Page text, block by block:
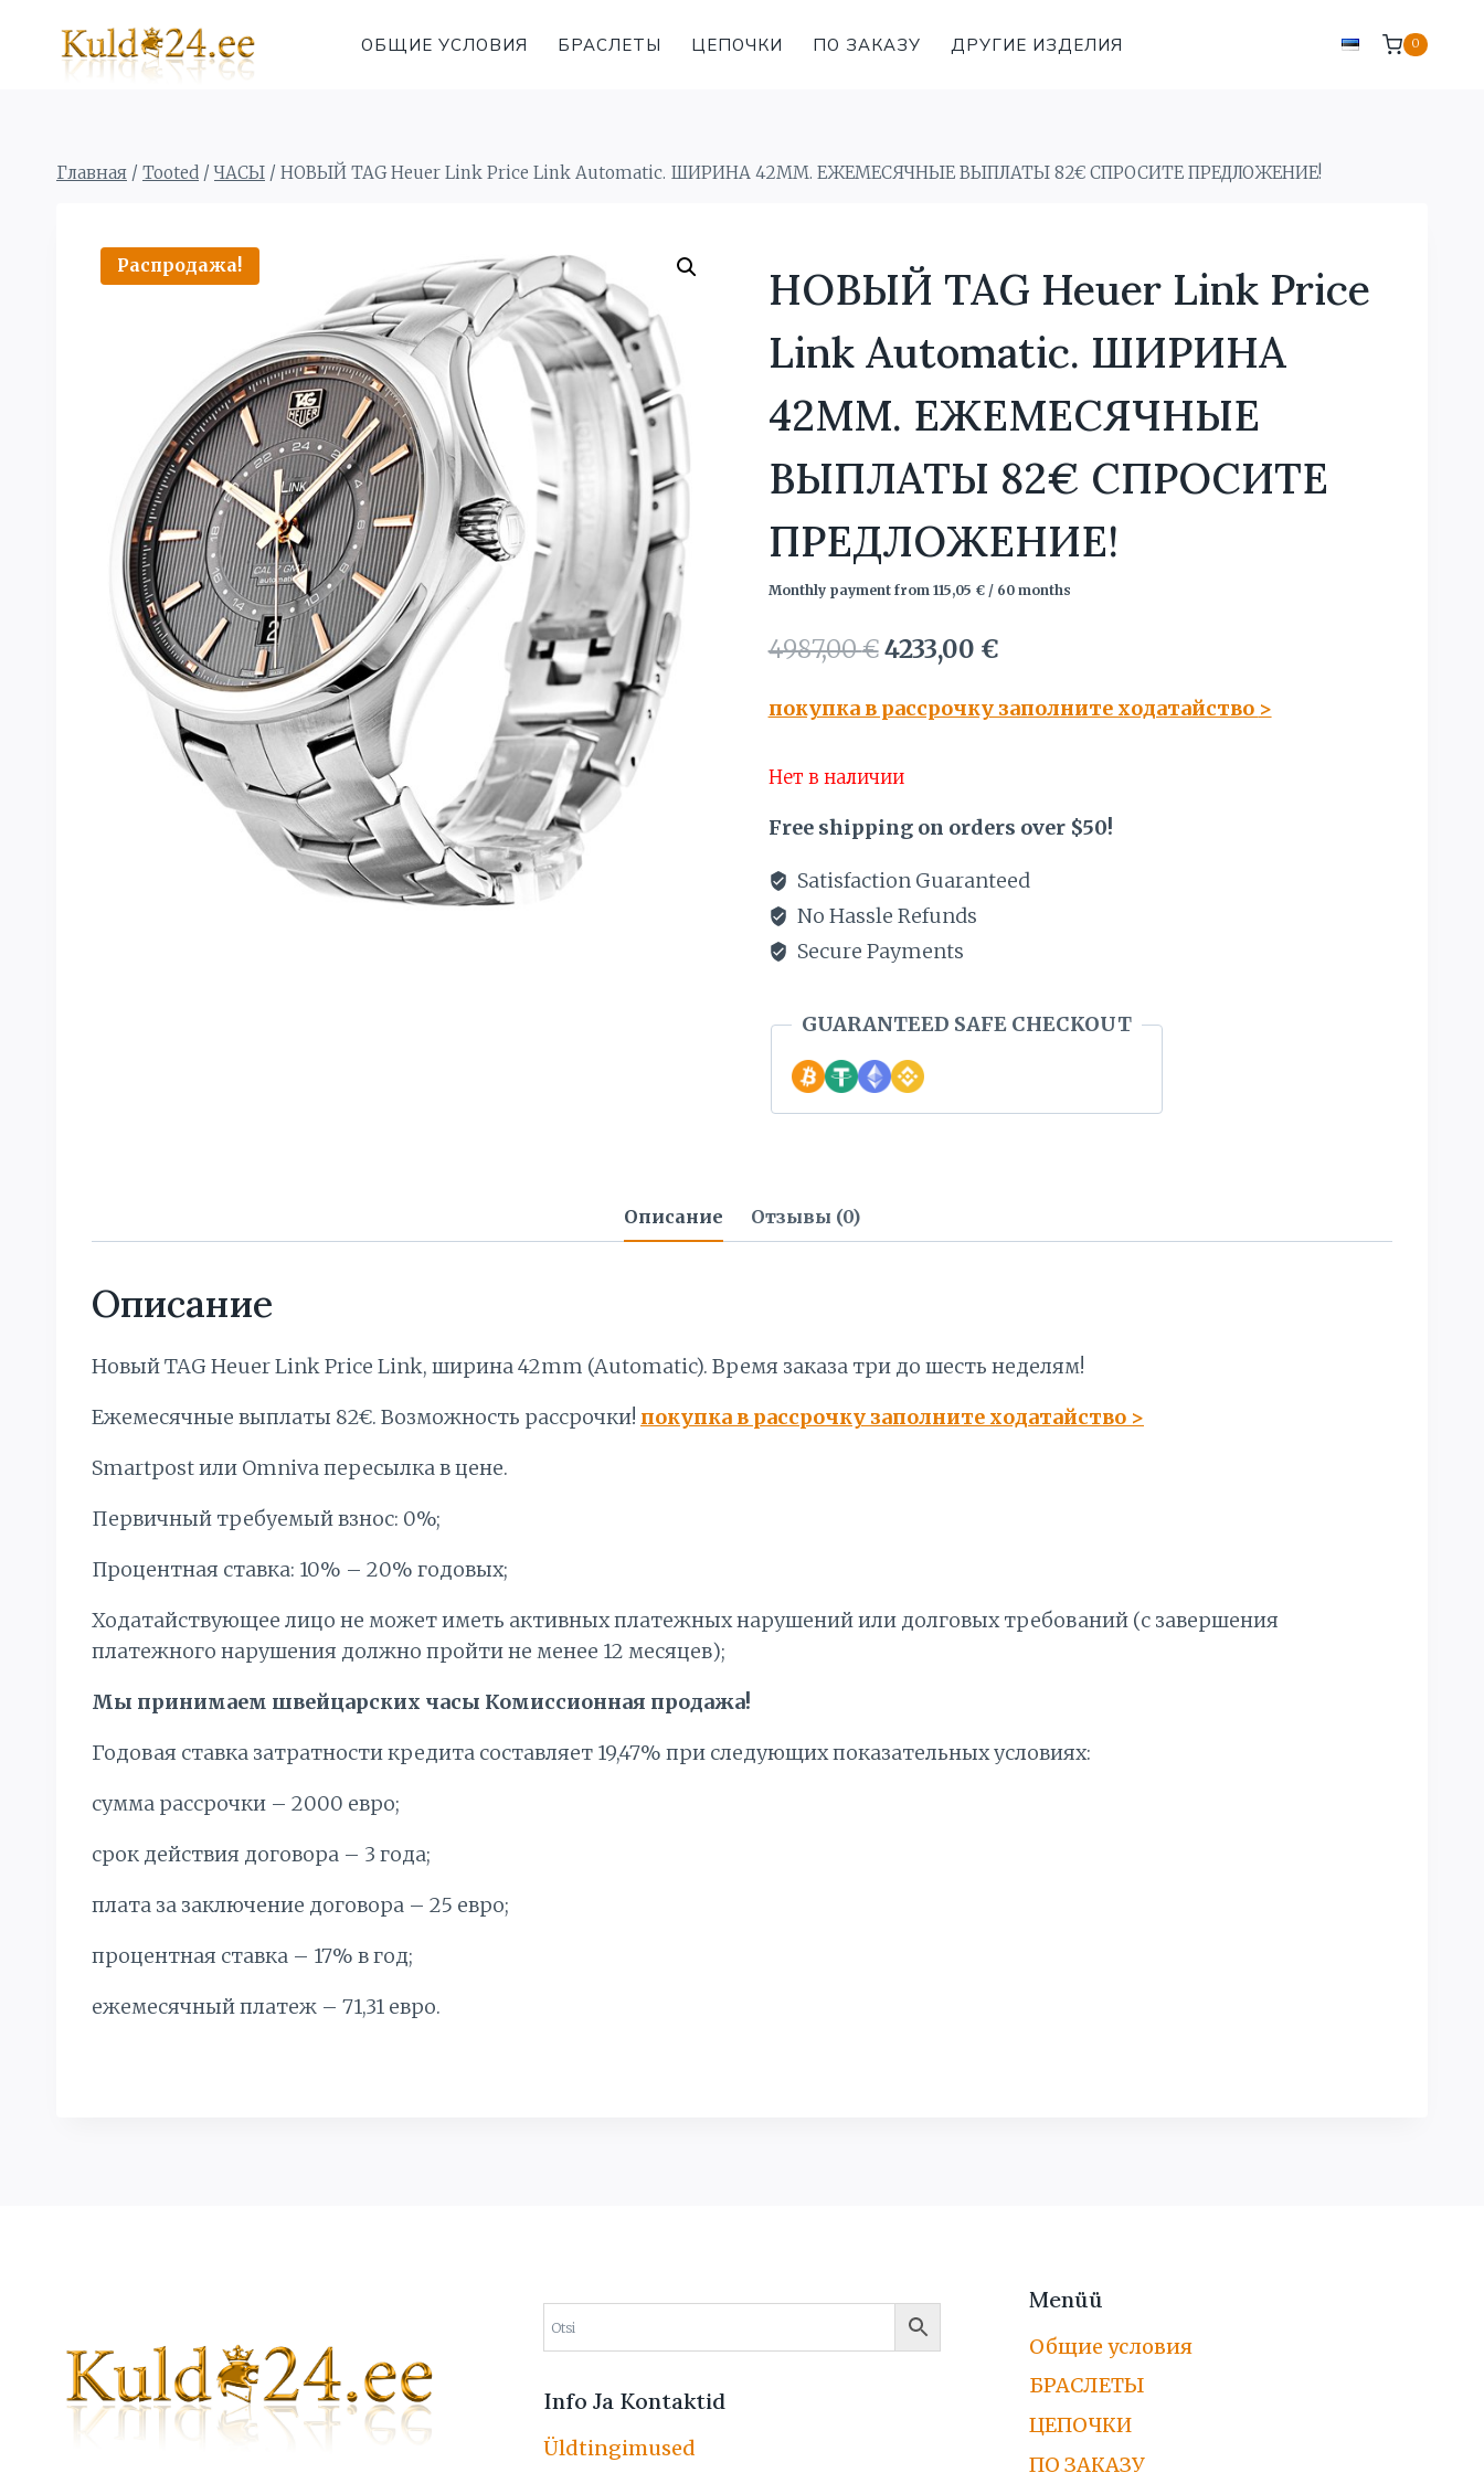
содержимому
ОБЩИЕ УСЛОВИЯ БРАСЛЕТЫ ЦЕПОЧКИ ПО ЗАКАЗУ ДРУГИЕ ИЗДЕЛИЯ 0
Главная / Tooted / ЧАСЫ / НОВЫЙ TAG Heuer Link Price Link Automatic. ШИРИНА 42MM. ЕЖЕМЕСЯЧНЫЕ ВЫПЛАТЫ 82€ СПРОСИТЕ ПРЕДЛОЖЕНИЕ!
Распродажа!
НОВЫЙ TAG Heuer Link Price
Link Automatic. ШИРИНА
42MM. ЕЖЕМЕСЯЧНЫЕ
ВЫПЛАТЫ 82€ СПРОСИТЕ
ПРЕДЛОЖЕНИЕ!
Monthly payment from 115,05 €/ 60 months
4987,00€Первоначальная
составляла
4987,00 €.
4233,00 €Текущая
4233,00 €.
покупка в рассрочку заполните ходатайство >
Нет в наличии
Free shipping on orders over $50!
Satisfaction Guaranteed
No Hassle Refunds
Secure Payments
GUARANTEED SAFE CHECKOUT
Описание Отзывы (0)
Описание
Новый TAG Heuer Link Price Link, ширина 42mm (Automatic). Время заказа три до шесть неделям!
Ежемесячные выплаты 82€. Bозможность рассрочки! покупка в рассрочку заполните ходатайство >
Smartpost или Omniva пересылка в цене.
Первичный требуемый взнос: 0%;
Процентная ставка: 10% – 20% годовых;
Ходатайствующее лицо не может иметь активных платежных нарушений или долговых требований (с завершения
платежного нарушения должно пройти не менее 12 месяцев);
Мы принимаем швейцарских часы Комиссионная продажа!
Годовая ставка затратности кредита составляет 19,47% при следующих показательных условиях:
сумма рассрочки – 2000 евро;
срок действия договора – 3 года;
плата за заключение договора – 25 евро;
процентная ставка – 17% в год;
ежемесячный платеж – 71,31 евро.
Info Ja Kontaktid
Üldtingimused
Menüü
Общие условия
БРАСЛЕТЫ
ЦЕПОЧКИ
ПО ЗАКАЗУ